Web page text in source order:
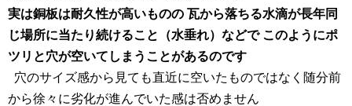
実は銅板は耐久性が高いものの 瓦から落ちる水滴が長年同
じ場所に当たり続けること（水垂れ）などで このようにポ
ツリと穴が空いてしまうことがあるのです
穴のサイズ感から見ても直近に空いたものではなく随分前
から徐々に劣化が進んでいた感は否めません